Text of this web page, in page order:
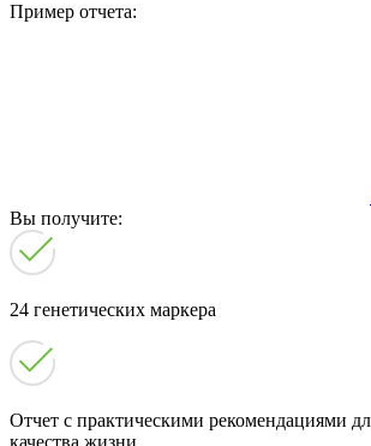
Пример отчета:
Вы получите:
24 генетических маркера
Отчет с практическими рекомендациями
качества жизни